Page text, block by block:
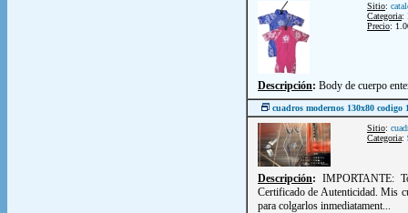
Sitio:
Categoria:
Precio:
Descripción: Body de cuerpo
cuadros modernos 130x80
Sitio:
Categoria:
Descripción: IMPORTANTE:
Certificado de Autenticidad. Mis
para colgarlos inmediatament...